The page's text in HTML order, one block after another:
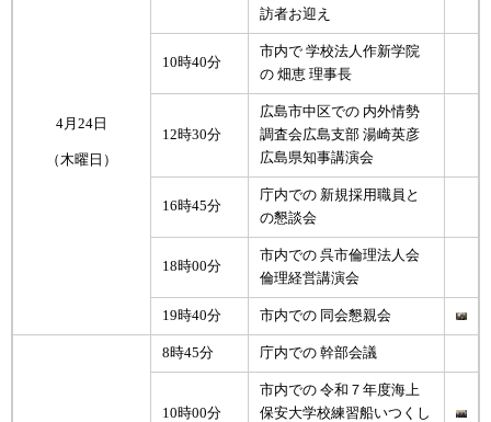
4月24日
（木曜日）
訪者お迎え
10時40分
市内で 学校法人作新学院
の 畑恵 理事長
12時30分
広島市中区での 内外情勢
調査会広島支部 湯崎英彦
広島県知事講演会
16時45分
庁内での 新規採用職員と
の懇談会
18時00分
市内での 呉市倫理法人会
倫理経営講演会
19時40分 市内での 同会懇親会
8時45分 庁内での 幹部会議
10時00分
市内での 令和７年度海上
保安大学校練習船いつくし